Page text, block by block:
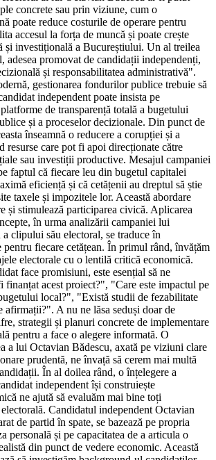
concrete sau prin viziune, cum o
poate reduce costurile de operare pentru
accesul la forța de muncă și poate crește
și investițională a Bucureștiului. Un al treilea
adesea promovat de candidații independenți,
și responsabilitatea administrativă".
gestionarea fondurilor publice trebuie să
independent poate insista pe
de transparență totală a bugetului
și a proceselor decizionale. Din punct de
înseamnă o reducere a corupției și a
resurse care pot fi apoi direcționate către
sau investiții productive. Mesajul campaniei
faptul că fiecare leu din bugetul capitalei
eficiență și că cetățenii au dreptul să știe
taxele și impozitele lor. Această abordare
și stimulează participarea civică. Aplicarea
în urma analizării campaniei lui
clipului său electoral, se traduce în
pentru fiecare cetățean. În primul rând, învățăm
electorale cu o lentilă critică economică.
face promisiuni, este esențial să ne
acest proiect?", "Care este impactul pe
local?", "Există studii de fezabilitate
afirmații?". A nu ne lăsa seduși doar de
strategii și planuri concrete de implementare
pentru a face o alegere informată. O
a lui Octavian Bădescu, axată pe viziuni clare
prudentă, ne învață să cerem mai multă
În al doilea rând, o înțelegere a
independent își construiește
ne ajută să evaluăm mai bine toți
Candidatul independent Octavian
de partid în spate, se bazează pe propria
personală și pe capacitatea de a articula o
din punct de vedere economic. Această